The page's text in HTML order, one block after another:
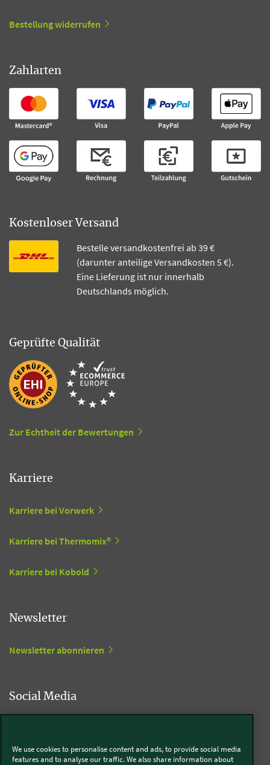
Bestellung widerrufen
Zahlarten
Kostenloser Versand
Bestelle versandkostenfrei ab 39 €
(darunter anteilige Versandkosten 5 €).
Eine Lieferung ist nur innerhalb
Deutschlands möglich.
Geprüfte Qualität
Zur Echtheit der Bewertungen
Karriere
Karriere bei Vorwerk
Karriere bei Thermomix®
Karriere bei Kobold
Newsletter
Newsletter abonnieren
Social Media
We use cookies to personalise content and ads, to provide social media
features and to analyse our traffic. We also share information about